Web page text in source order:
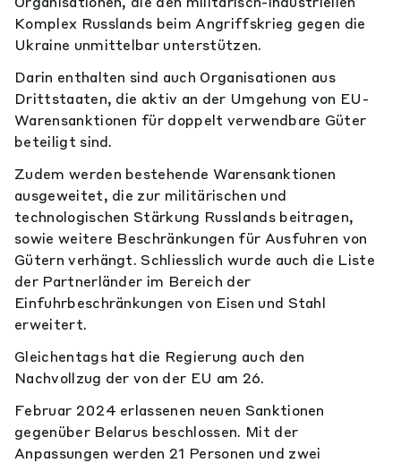
Komplex Russlands beim Angriffskrieg gegen die
Ukraine unmittelbar unterstützen.
Darin enthalten sind auch Organisationen aus
Drittstaaten, die aktiv an der Umgehung von EU-
Warensanktionen für doppelt verwendbare Güter
beteiligt sind.
Zudem werden bestehende Warensanktionen
ausgeweitet, die zur militärischen und
technologischen Stärkung Russlands beitragen,
sowie weitere Beschränkungen für Ausfuhren von
Gütern verhängt. Schliesslich wurde auch die Liste
der Partnerländer im Bereich der
Einfuhrbeschränkungen von Eisen und Stahl
erweitert.
Gleichentags hat die Regierung auch den
Nachvollzug der von der EU am 26.
Februar 2024 erlassenen neuen Sanktionen
gegenüber Belarus beschlossen. Mit der
Anpassungen werden 21 Personen und zwei